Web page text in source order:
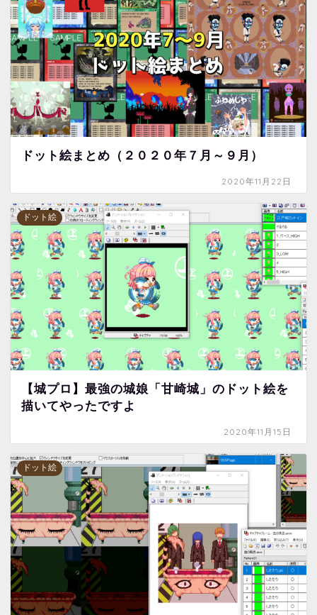
ドット絵まとめ（２０２０年７月～９月）
2020年11月22日
ドット絵
【城プロ】最強の城娘「甘崎城」のドット絵を
描いてやったですよ
2020年11月15日
ドット絵